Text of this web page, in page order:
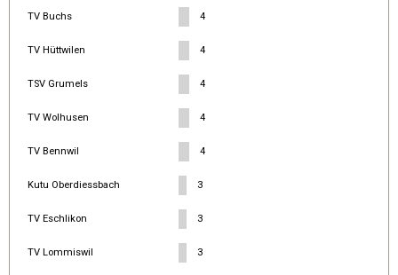
TV Buchs 4
TV Hüttwilen 4
TSV Grumels 4
TV Wolhusen 4
TV Bennwil 4
Kutu Oberdiessbach 3
TV Eschlikon 3
TV Lommiswil 3